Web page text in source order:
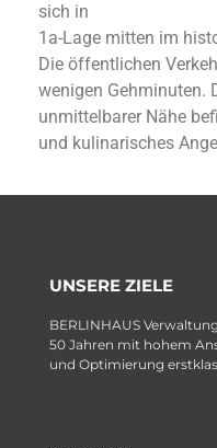
sich in
1a-Lage mitten im
Die öffentlichen
wenigen Gehminuten.
unmittelbarer Nähe
und kulinarisches
UNSERE ZIELE
BERLINHAUS
50 Jahren mit hohem
und Optimierung